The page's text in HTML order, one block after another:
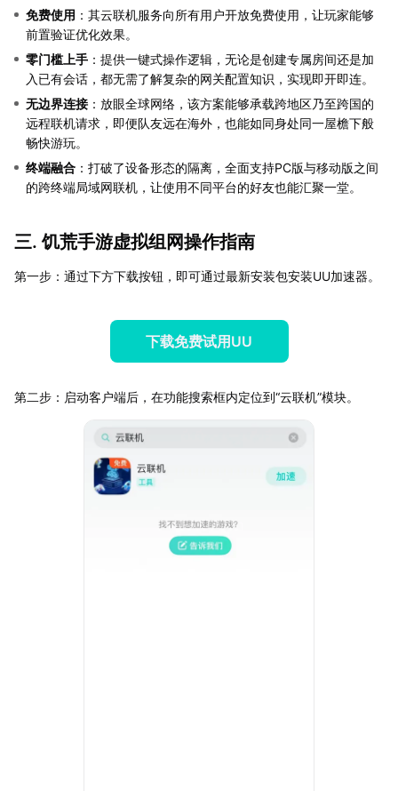
免费使用 ：其云联机服务向所有用户开放免费使用，让玩家能够
前置验证优化效果。
零门槛上手 ：提供一键式操作逻辑，无论是创建专属房间还是加
入已有会话，都无需了解复杂的网关配置知识，实现即开即连。
无边界连接 ：放眼全球网络，该方案能够承载跨地区乃至跨国的
远程联机请求，即便队友远在海外，也能如同身处同一屋檐下般
畅快游玩。
终端融合 ：打破了设备形态的隔离，全面支持PC版与移动版之间
的跨终端局域网联机，让使用不同平台的好友也能汇聚一堂。
三. 饥荒手游虚拟组网操作指南
第一步：通过下方下载按钮，即可通过最新安装包安装UU加速器。
下载免费试用UU
第二步：启动客户端后，在功能搜索框内定位到“云联机”模块。